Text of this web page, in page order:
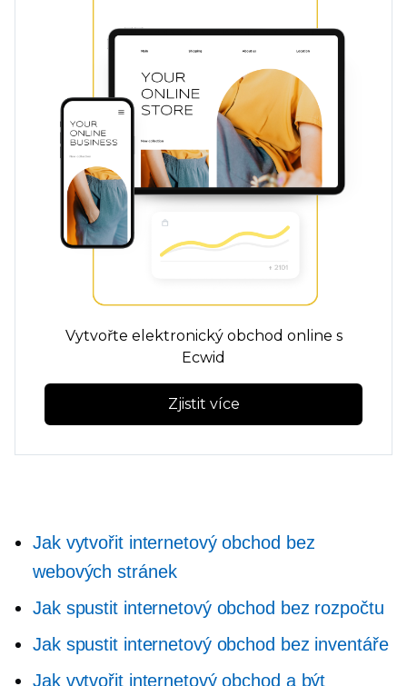
Vytvořte elektronický obchod online s
Ecwid
Zjistit více
Jak vytvořit internetový obchod bez
webových stránek
Jak spustit internetový obchod bez rozpočtu
Jak spustit internetový obchod bez inventáře
Jak vytvořit internetový obchod a být